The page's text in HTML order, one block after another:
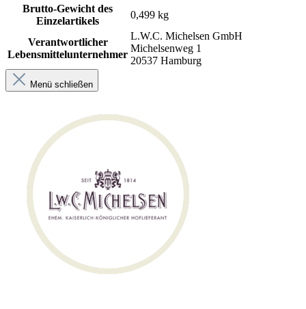
Brutto-Gewicht des
Einzelartikels
0,499 kg
Verantwortlicher
Lebensmittelunternehmer
L.W.C. Michelsen GmbH
Michelsenweg 1
20537 Hamburg
Menü schließen